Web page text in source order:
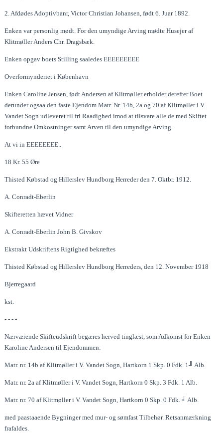
2. Afdødes Adoptivbanr, Victor Christian Johansen, født 6. Juar 1892.
Enken var personlig mødt. For den umyndige Arving mødte Husejer af
Klitmøller Anders Chr. Dragsbæk.
Enken opgav boets Stilling saaledes ЕЕЕЕЕЕЕЕЕ
Overformynderiet i København
Enken Caroline Jensen, født Andersen af Klitmøller erholder derefter Boet
derunder ogsaa den faste Ejendom Matr. Nr. 14b, 2a og 70 af Klitmøller i V.
Vandet Sogn udleveret til fri Raadighed imod at tilsvare alle de med Skiftet
forbundne Omkostninger samt Arven til den umyndige Arving.
At vi in ЕЕЕЕЕЕЕЕ..
18 Kr. 55 Øre
Thisted Købstad og Hillerslev Hundborg Herreder den 7. Oktbr. 1912.
A. Conradt-Eberlin
Skifteretten hævet Vidner
A. Conradt-Eberlin John B. Givskov
Ekstrakt Udskriftens Rigtighed bekræftes
Thisted Købstad og Hillerslev Hundborg Herreders, den 12. November 1918
Bjerregaard
kst.
- - - -
Nærværende Skifteudskrift begæres herved tinglæst, som Adkomst for Enken
Karoline Andersen til Ejendommen:
Matr. nr. 14b af Klitmøller i V. Vandet Sogn, Hartkorn 1 Skp. 0 Fdk. 1╜ Alb.
Matr. nr. 2a af Klitmøller i V. Vandet Sogn, Hartkorn 0 Skp. 3 Fdk. 1 Alb.
Matr. nr. 70 af Klitmøller i V. Vandet Sogn, Hartkorn 0 Skp. 0 Fdk. ╛ Alb.
med paastaaende Bygninger med mur- og sømfast Tilbehør. Retsanmærkning
frafaldes.